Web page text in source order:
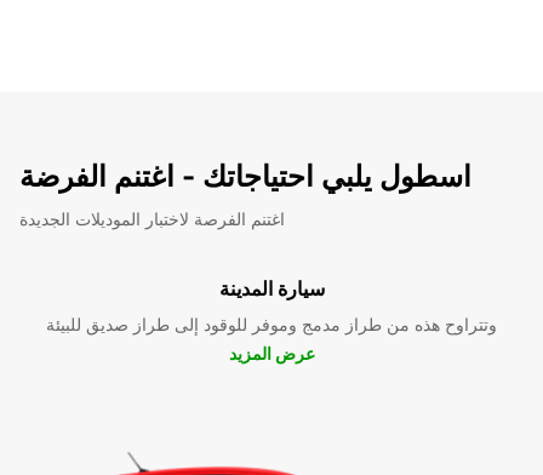
اسطول يلبي احتياجاتك - اغتنم الفرضة
اغتنم الفرصة لاختبار الموديلات الجديدة
سيارة المدينة
وتتراوح هذه من طراز مدمج وموفر للوقود إلى طراز صديق للبيئة
عرض المزيد